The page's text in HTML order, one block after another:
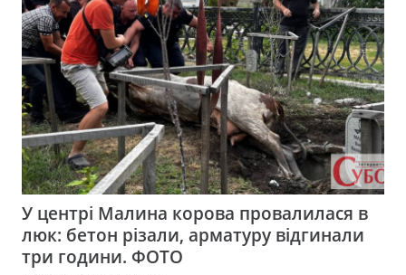
У центрі Малина корова провалилася в
люк: бетон різали, арматуру відгинали
три години. ФОТО